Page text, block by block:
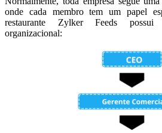
onde cada membro tem um papel
restaurante Zylker Feeds
organizacional: